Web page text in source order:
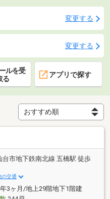
変更する
変更する
ルを受
る
アプリで探す
台市地下鉄南北線 五橋駅 徒歩
の交通
3ヶ月/地上29階地下1階建